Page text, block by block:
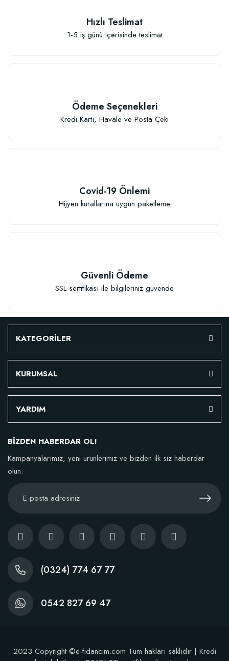
Sebze ve Çiçek Fidesi Dikim Gübresi (50 Fide İçin)
TÜKENDI
Verim Artırıcı Süper Organik Sıvı Yarasa Gübresi (1 litre)
TÜKENDI
BestSol Sıvı Solucan Gübresi 1 Litre
146,77 TL
Stokta Yok
Hızlı Teslimat
1-5 iş günü içerisinde teslimat
Ödeme Seçenekleri
Kredi Kartı, Havale ve Posta Çeki
Covid-19 Önlemi
Hijyen kurallarına uygun paketleme
Güvenli Ödeme
SSL sertifikası ile bilgileriniz güvende
KATEGORİLER
KURUMSAL
YARDIM
BİZDEN HABERDAR OL!
Kampanyalarımız, yeni ürünlerimiz ve bizden ilk siz haberdar
olun.
(0324) 774 67 77
0542 827 69 47
2023 Copyright ©e-fidancim.com Tüm hakları saklıdır | Kredi